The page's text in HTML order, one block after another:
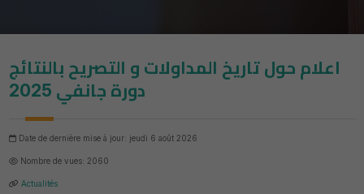
اعلام حول تاريخ المداولات و التصريح بالنتائج
دورة جانفي 2025
Date de dernière mise à jour: jeudi 6 août 2026
Nombre de vues: 2060
Actualités